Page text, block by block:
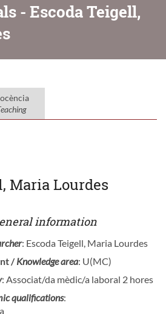
- Escoda Teigell,
Maria Lourdes
information
: Escoda Teigell, Maria Lourdes
/Knowledge area: U(MC)
: Associat/da mèdic/a laboral 2 hores
qualifications: